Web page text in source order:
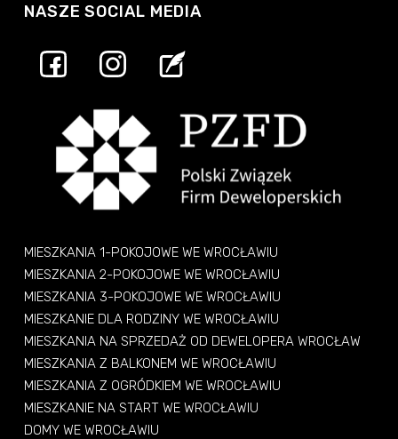
NASZE SOCIAL MEDIA
MIESZKANIA 1-POKOJOWE WE WROCŁAWIU
MIESZKANIA 2-POKOJOWE WE WROCŁAWIU
MIESZKANIA 3-POKOJOWE WE WROCŁAWIU
MIESZKANIE DLA RODZINY WE WROCŁAWIU
MIESZKANIA NA SPRZEDAŻ OD DEWELOPERA WROCŁAW
MIESZKANIA Z BALKONEM WE WROCŁAWIU
MIESZKANIA Z OGRÓDKIEM WE WROCŁAWIU
MIESZKANIE NA START WE WROCŁAWIU
DOMY WE WROCŁAWIU